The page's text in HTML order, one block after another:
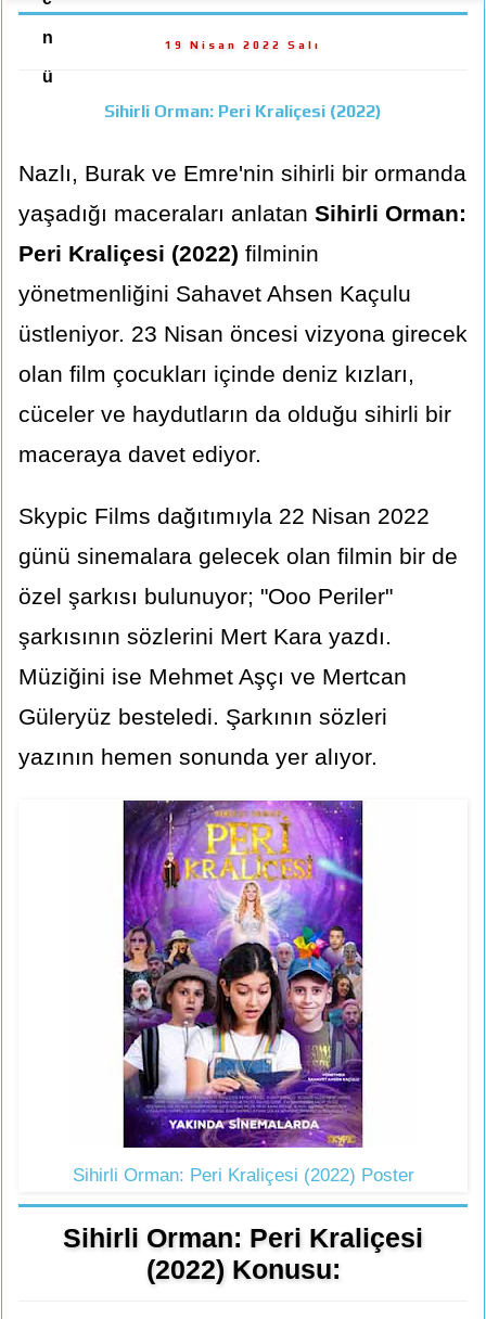
n
ü
19 Nisan 2022 Salı
Sihirli Orman: Peri Kraliçesi (2022)
Nazlı, Burak ve Emre'nin sihirli bir ormanda
yaşadığı maceraları anlatan Sihirli Orman:
Peri Kraliçesi (2022) filminin
yönetmenliğini Sahavet Ahsen Kaçulu
üstleniyor. 23 Nisan öncesi vizyona girecek
olan film çocukları içinde deniz kızları,
cüceler ve haydutların da olduğu sihirli bir
maceraya davet ediyor.
Skypic Films dağıtımıyla 22 Nisan 2022
günü sinemalara gelecek olan filmin bir de
özel şarkısı bulunuyor; "Ooo Periler"
şarkısının sözlerini Mert Kara yazdı.
Müziğini ise Mehmet Aşçı ve Mertcan
Güleryüz besteledi. Şarkının sözleri
yazının hemen sonunda yer alıyor.
Sihirli Orman: Peri Kraliçesi (2022) Poster
Sihirli Orman: Peri Kraliçesi
(2022) Konusu: